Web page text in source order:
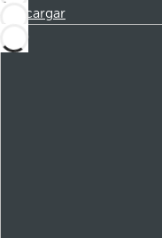
Descargar